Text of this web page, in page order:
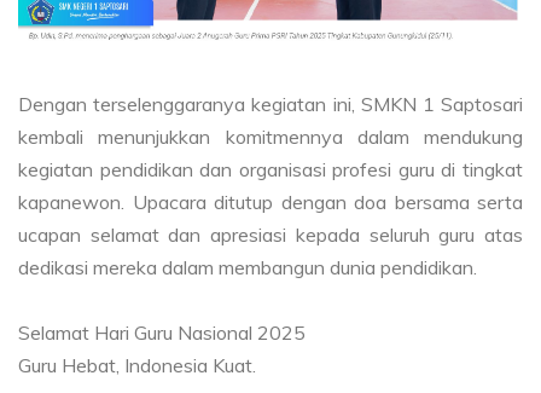
Dengan terselenggaranya kegiatan ini, SMKN 1 Saptosari
kembali menunjukkan komitmennya dalam mendukung
kegiatan pendidikan dan organisasi profesi guru di tingkat
kapanewon. Upacara ditutup dengan doa bersama serta
ucapan selamat dan apresiasi kepada seluruh guru atas
dedikasi mereka dalam membangun dunia pendidikan.
Selamat Hari Guru Nasional 2025
Guru Hebat, Indonesia Kuat.